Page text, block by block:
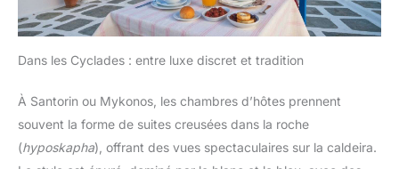
Dans les Cyclades : entre luxe discret et tradition
À Santorin ou Mykonos, les chambres d’hôtes prennent
souvent la forme de suites creusées dans la roche
(hyposkapha), offrant des vues spectaculaires sur la caldeira.